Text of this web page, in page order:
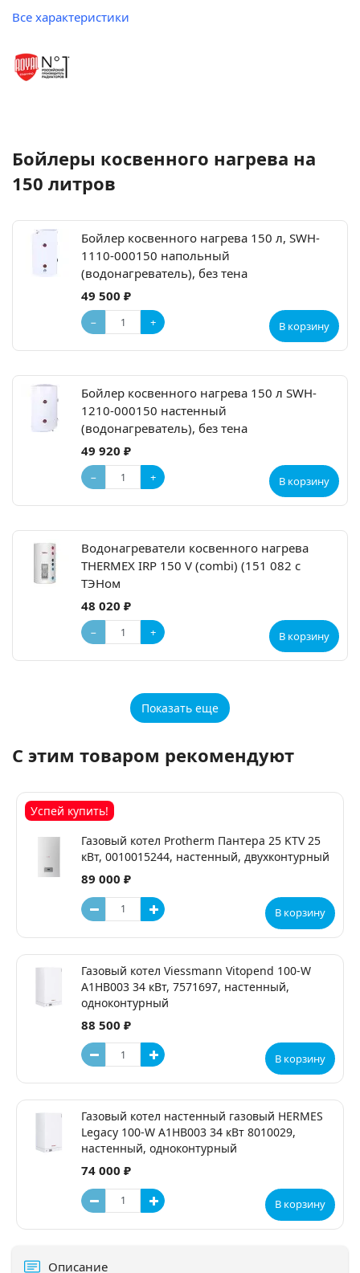
Все характеристики
Бойлеры косвенного нагрева на
150 литров
Бойлер косвенного нагрева 150 л, SWH-
1110-000150 напольный
(водонагреватель), без тена
49 500 ₽
− + В корзину
Бойлер косвенного нагрева 150 л SWH-
1210-000150 настенный
(водонагреватель), без тена
49 920 ₽
− + В корзину
Водонагреватели косвенного нагрева
THERMEX IRP 150 V (combi) (151 082 с
ТЭНом
48 020 ₽
− + В корзину
Показать еще
С этим товаром рекомендуют
Успей купить!
Газовый котел Protherm Пантера 25 KТV 25
кВт, 0010015244, настенный, двухконтурный
89 000 ₽
В корзину
Газовый котел Viessmann Vitopend 100-W
A1HB003 34 кВт, 7571697, настенный,
одноконтурный
88 500 ₽
В корзину
Газовый котел настенный газовый HERMES
Legacy 100-W A1HB003 34 кВт 8010029,
настенный, одноконтурный
74 000 ₽
В корзину
Описание